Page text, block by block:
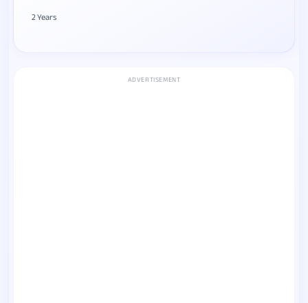
2 Years
ADVERTISEMENT